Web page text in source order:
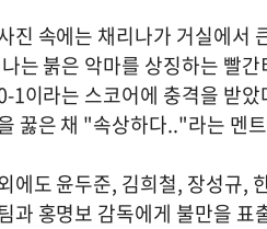
진 속에는 채리나가 거실에서
는 붉은 악마를 상징하는 빨
1이라는 스코어에 충격을 받
꿇은 채 "속상하다.."라는 멘
에도 윤두준, 김희철, 장성규,
과 홍명보 감독에게 불만을 표